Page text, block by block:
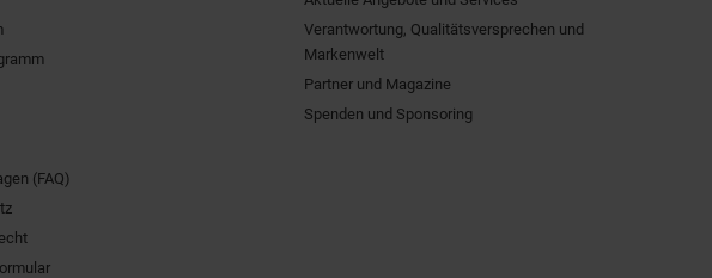
(FAQ)
Verantwortung, Qualitätsversprechen und
Markenwelt
Partner und Magazine
Spenden und Sponsoring